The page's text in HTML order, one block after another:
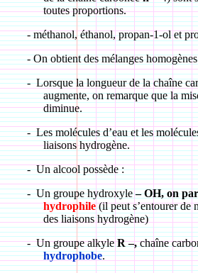
toutes proportions.
- méthanol, éthanol, propan-1-ol et
- On obtient des mélanges
- Lorsque la longueur de la chaîne
augmente, on remarque que la
diminue.
- Les molécules d’eau et les
liaisons hydrogène.
- Un alcool possède :
- Un groupe hydroxyle– OH, on
hydrophile (il peut s’entourer de
des liaisons hydrogène)
- Un groupe alkyleR –,chaîne
hydrophobe.